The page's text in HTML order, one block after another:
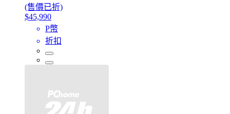
(售價已折)
$45,990
P幣
折扣